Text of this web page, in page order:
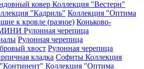
ковер Коллекция "Вестерн"
"Кадриль" Коллекция "Оптима
к кровле (разное) Коньково-
Рулонная черепица
Рулонная черепица
хвост Рулонная черепица
кладка Софиты Коллекция
Коллекция "Оптима